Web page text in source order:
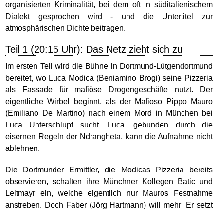
organisierten Kriminalität, bei dem oft in süditalienischem
Dialekt gesprochen wird - und die Untertitel zur
atmosphärischen Dichte beitragen.
Teil 1 (20:15 Uhr): Das Netz zieht sich zu
Im ersten Teil wird die Bühne in Dortmund-Lütgendortmund
bereitet, wo Luca Modica (Beniamino Brogi) seine Pizzeria
als Fassade für mafiöse Drogengeschäfte nutzt. Der
eigentliche Wirbel beginnt, als der Mafioso Pippo Mauro
(Emiliano De Martino) nach einem Mord in München bei
Luca Unterschlupf sucht. Luca, gebunden durch die
eisernen Regeln der Ndrangheta, kann die Aufnahme nicht
ablehnen.
Die Dortmunder Ermittler, die Modicas Pizzeria bereits
observieren, schalten ihre Münchner Kollegen Batic und
Leitmayr ein, welche eigentlich nur Mauros Festnahme
anstreben. Doch Faber (Jörg Hartmann) will mehr: Er setzt